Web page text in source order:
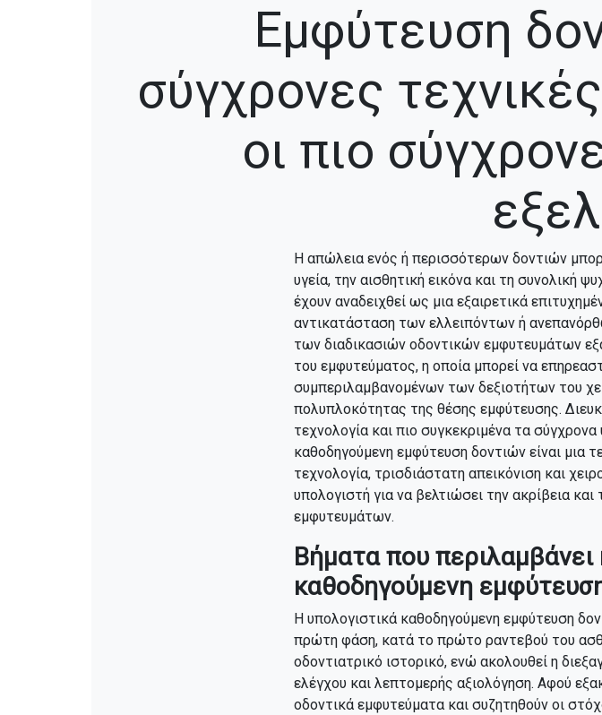
Εμφύτευση
σύγχρονες
οι πιο
Η απώλεια ενός ή περισσότερων δοντιών
υγεία, την αισθητική εικόνα και τη συνολική
έχουν αναδειχθεί ως μια εξαιρετικά
αντικατάσταση των ελλειπόντων ή
των διαδικασιών οδοντικών εμφυτευμάτων
του εμφυτεύματος, η οποία μπορεί να
συμπεριλαμβανομένων των δεξιοτήτων του
πολυπλοκότητας της θέσης εμφύτευσης.
τεχνολογία και πιο συγκεκριμένα τα
καθοδηγούμενη εμφύτευση δοντιών είναι μια
τεχνολογία, τρισδιάστατη απεικόνιση και
υπολογιστή για να βελτιώσει την ακρίβεια
εμφυτευμάτων.
Βήματα που περιλαμβάνει
καθοδηγούμενη
Η υπολογιστικά καθοδηγούμενη εμφύτευση
πρώτη φάση, κατά το πρώτο ραντεβού του
οδοντιατρικό ιστορικό, ενώ ακολουθεί η
ελέγχου και λεπτομερής αξιολόγηση. Αφού
οδοντικά εμφυτεύματα και συζητηθούν οι